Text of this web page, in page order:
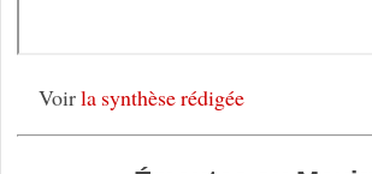
Voirla synthèse rédigée